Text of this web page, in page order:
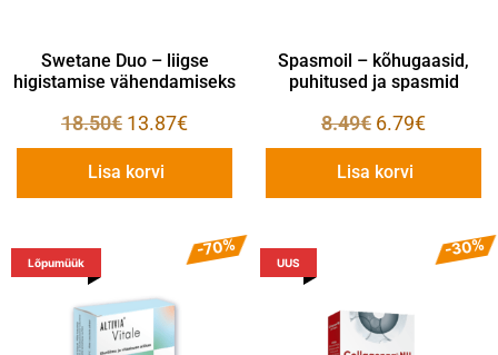
Swetane Duo – liigse
higistamise vähendamiseks
18.50€ 13.87€
Lisa korvi
Spasmoil – kõhugaasid,
puhitused ja spasmid
8.49€ 6.79€
Lisa korvi
Lõpumüük
-70%
UUS
-30%